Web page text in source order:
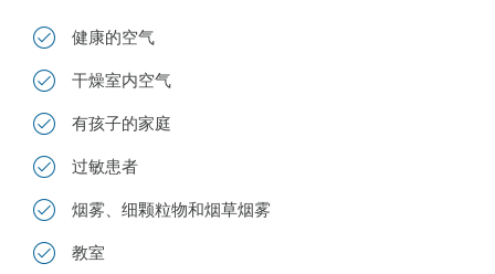
健康的空气
干燥室内空气
有孩子的家庭
过敏患者
烟雾、细颗粒物和烟草烟雾
教室